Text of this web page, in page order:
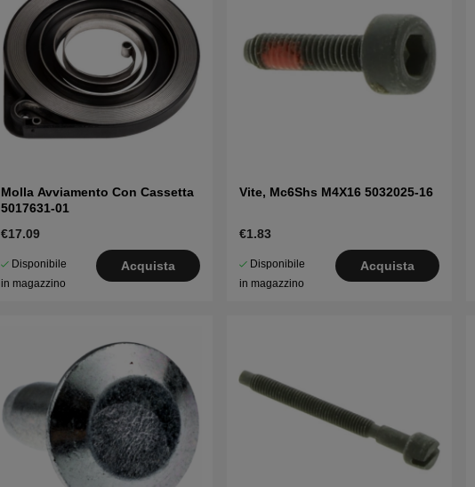
Molla Avviamento Con Cassetta
5017631-01
€17.09
Disponibile
in magazzino
Acquista
Vite, Mc6Shs M4X16 5032025-16
€1.83
Disponibile
in magazzino
Acquista